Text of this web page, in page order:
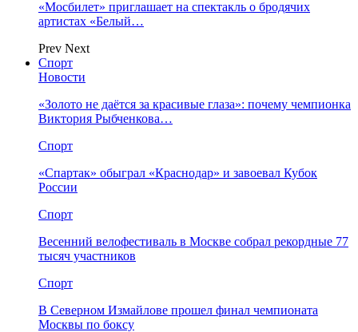
«Мосбилет» приглашает на спектакль о бродячих
артистах «Белый…
Prev Next
Спорт
Новости
«Золото не даётся за красивые глаза»: почему чемпионка
Виктория Рыбченкова…
Спорт
«Спартак» обыграл «Краснодар» и завоевал Кубок
России
Спорт
Весенний велофестиваль в Москве собрал рекордные 77
тысяч участников
Спорт
В Северном Измайлове прошел финал чемпионата
Москвы по боксу